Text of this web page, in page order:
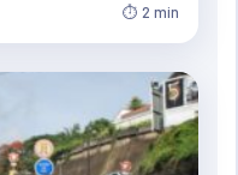
⏱ 2 min